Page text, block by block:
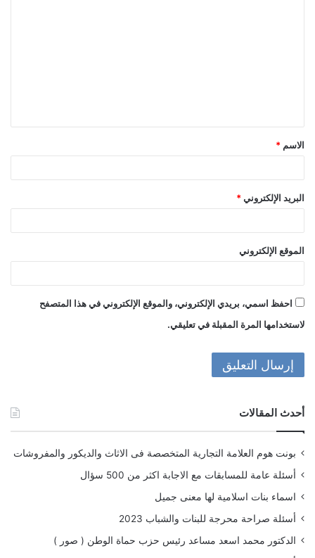
ق
*
الاسم *
البريد الإلكتروني *
الموقع الإلكتروني
احفظ اسمي، بريدي الإلكتروني، والموقع الإلكتروني في هذا المتصفح
لاستخدامها المرة المقبلة في تعليقي.
أحدث المقالات
بونت هوم العلامة التجارية المتخصصة فى الاثاث والديكور والمفروشات
أسئلة عامة للمسابقات مع الاجابة اكثر من 500 سؤال
اسماء بنات اسلامية لها معنى جميل
أسئلة صراحة محرجة للبنات والشباب 2023
الدكتور محمد اسعد مساعد رئيس حزب حماة الوطن ( صور )